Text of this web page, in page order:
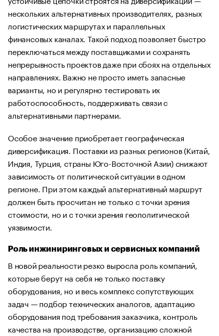
нескольких альтернативных производителях, разных
логистических маршрутах и параллельных
финансовых каналах. Такой подход позволяет быстро
переключаться между поставщиками и сохранять
непрерывность проектов даже при сбоях на отдельных
направлениях. Важно не просто иметь запасные
варианты, но и регулярно тестировать их
работоспособность, поддерживать связи с
альтернативными партнерами.
Особое значение приобретает географическая
диверсификация. Поставки из разных регионов (Китай,
Индия, Турция, страны Юго-Восточной Азии) снижают
зависимость от политической ситуации в одном
регионе. При этом каждый альтернативный маршрут
должен быть просчитан не только с точки зрения
стоимости, но и с точки зрения геополитической
уязвимости.
Роль инжиниринговых и сервисных компаний
В новой реальности резко выросла роль компаний,
которые берут на себя не только поставку
оборудования, но и весь комплекс сопутствующих
задач — подбор технических аналогов, адаптацию
оборудования под требования заказчика, контроль
качества на производстве, организацию сложной